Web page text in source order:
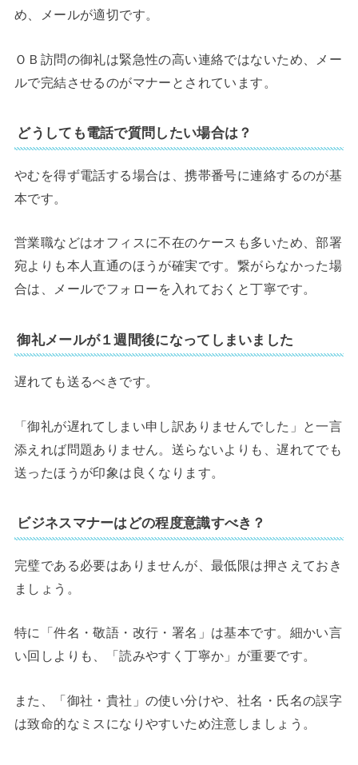
め、メールが適切です。
ＯＢ訪問の御礼は緊急性の高い連絡ではないため、メー
ルで完結させるのがマナーとされています。
どうしても電話で質問したい場合は？
やむを得ず電話する場合は、携帯番号に連絡するのが基
本です。
営業職などはオフィスに不在のケースも多いため、部署
宛よりも本人直通のほうが確実です。繋がらなかった場
合は、メールでフォローを入れておくと丁寧です。
御礼メールが１週間後になってしまいました
遅れても送るべきです。
「御礼が遅れてしまい申し訳ありませんでした」と一言
添えれば問題ありません。送らないよりも、遅れてでも
送ったほうが印象は良くなります。
ビジネスマナーはどの程度意識すべき？
完璧である必要はありませんが、最低限は押さえておき
ましょう。
特に「件名・敬語・改行・署名」は基本です。細かい言
い回しよりも、「読みやすく丁寧か」が重要です。
また、「御社・貴社」の使い分けや、社名・氏名の誤字
は致命的なミスになりやすいため注意しましょう。